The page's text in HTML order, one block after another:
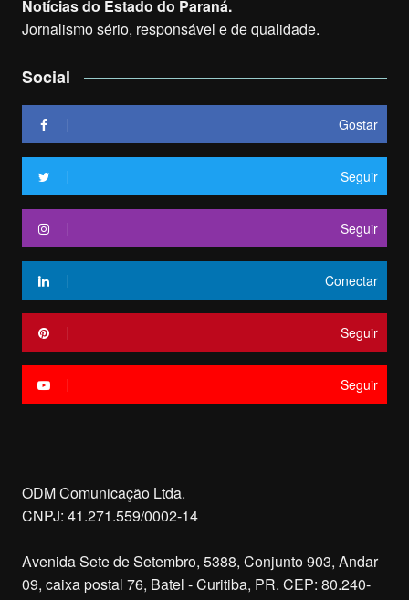
Notícias do Estado do Paraná.
Jornalismo sério, responsável e de qualidade.
Social
Gostar
Seguir
Seguir
Conectar
Seguir
Seguir
ODM Comunicação Ltda.
CNPJ: 41.271.559/0002-14
Avenida Sete de Setembro, 5388, Conjunto 903, Andar
09, caixa postal 76, Batel - Curitiba, PR. CEP: 80.240-